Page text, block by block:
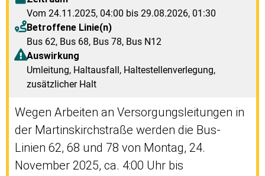
Vom 24.11.2025, 04:00 bis 29.08.2026, 01:30
Betroffene Linie(n)
Bus 62, Bus 68, Bus 78, Bus N12
Auswirkung
Umleitung, Haltausfall, Haltestellenverlegung,
zusätzlicher Halt
Wegen Arbeiten an Versorgungsleitungen in
der Martinskirchstraße werden die Bus-
Linien 62, 68 und 78 von Montag, 24.
November 2025, ca. 4:00 Uhr bis